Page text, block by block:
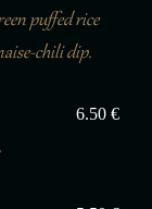
puffed rice
chili dip.
6.50 €